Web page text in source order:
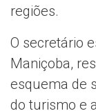
regiões.
O secretário
Maniçoba,
esquema de
do turismo e